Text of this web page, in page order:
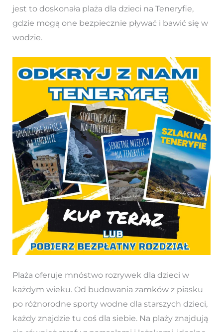
jest to doskonała plaża dla dzieci na Teneryfie,
gdzie mogą one bezpiecznie pływać i bawić się w
wodzie.
Plaża oferuje mnóstwo rozrywek dla dzieci w
każdym wieku. Od budowania zamków z piasku
po różnorodne sporty wodne dla starszych dzieci,
każdy znajdzie tu coś dla siebie. Na plaży znajdują